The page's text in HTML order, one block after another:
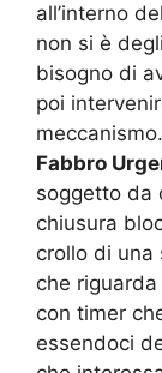
all’interno
non si è
bisogno di
poi
Fabbro
soggetto da
chiusura
crollo di una
che
con timer
essendoci